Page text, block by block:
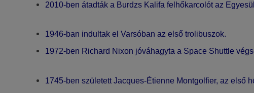
2010-ben átadták a Burdzs Kalifa felhőkarcolót az
1946-ban indultak el Varsóban az első trolibuszok.
1972-ben Richard Nixon jóváhagyta a Space Shuttle
1745-ben születettJacques-Étienne Montgolfier, az első